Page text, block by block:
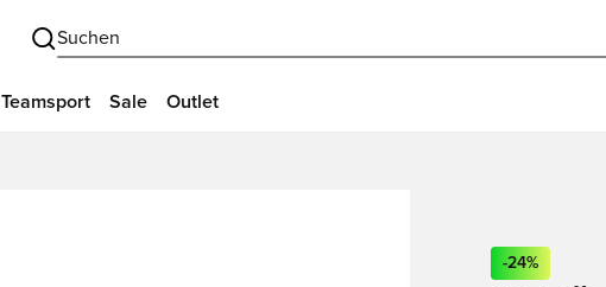
Suchen
Teamsport Sale Outlet
-24%